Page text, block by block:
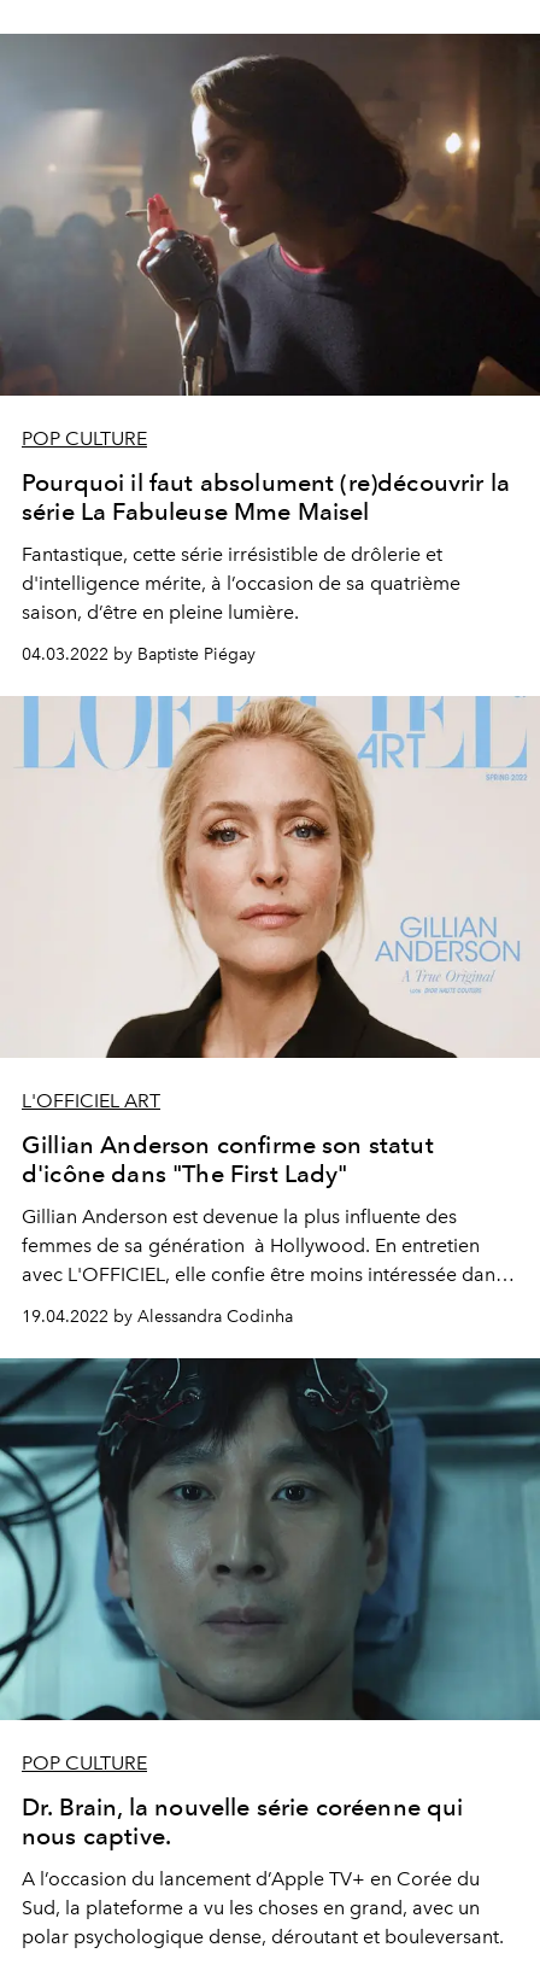
POP CULTURE
Pourquoi il faut absolument (re)découvrir la
série La Fabuleuse Mme Maisel
Fantastique, cette série irrésistible de drôlerie et
d'intelligence mérite, à l’occasion de sa quatrième
saison, d’être en pleine lumière.
04.03.2022 by Baptiste Piégay
L'OFFICIEL ART
Gillian Anderson confirme son statut
d'icône dans "The First Lady"
Gillian Anderson est devenue la plus influente des
femmes de sa génération à Hollywood. En entretien
avec L'OFFICIEL, elle confie être moins intéressée dans
conquêtes de "
rôles de héros", nous parle théâtre et
révèle ses oeuvres d'art favorites
19.04.2022 by Alessandra Codinha
POP CULTURE
Dr. Brain, la nouvelle série coréenne qui
nous captive.
A l’occasion du lancement d’Apple TV+ en Corée du
Sud, la plateforme a vu les choses en grand, avec un
polar psychologique dense, déroutant et bouleversant.